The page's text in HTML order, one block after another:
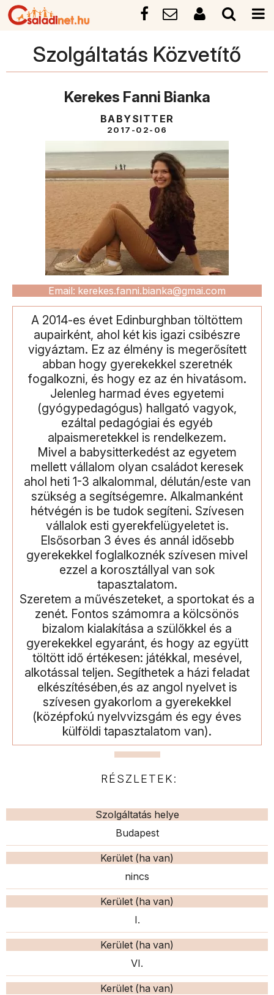
Szolgáltatás Közvetítő
Kerekes Fanni Bianka
BABYSITTER
2017-02-06
Email: kerekes.fanni.bianka@gmai.com
A 2014-es évet Edinburghban töltöttem
aupairként, ahol két kis igazi csibészre
vigyáztam. Ez az élmény is megerősített
abban hogy gyerekekkel szeretnék
fogalkozni, és hogy ez az én hivatásom.
Jelenleg harmad éves egyetemi
(gyógypedagógus) hallgató vagyok,
ezáltal pedagógiai és egyéb
alpaismeretekkel is rendelkezem.
Mivel a babysitterkedést az egyetem
mellett vállalom olyan családot keresek
ahol heti 1-3 alkalommal, délután/este van
szükség a segítségemre. Alkalmanként
hétvégén is be tudok segíteni. Szívesen
vállalok esti gyerekfelügyeletet is.
Elsősorban 3 éves és annál idősebb
gyerekekkel foglalkoznék szívesen mivel
ezzel a korosztállyal van sok
tapasztalatom.
Szeretem a művészeteket, a sportokat és a
zenét. Fontos számomra a kölcsönös
bizalom kialakítása a szülőkkel és a
gyerekekkel egyaránt, és hogy az együtt
töltött idő értékesen: játékkal, mesével,
alkotással teljen. Segíthetek a házi feladat
elkészítésében,és az angol nyelvet is
szívesen gyakorlom a gyerekekkel
(középfokú nyelvvizsgám és egy éves
külföldi tapasztalatom van).
RÉSZLETEK:
Szolgáltatás helye
Budapest
Kerület (ha van)
nincs
Kerület (ha van)
I.
Kerület (ha van)
VI.
Kerület (ha van)